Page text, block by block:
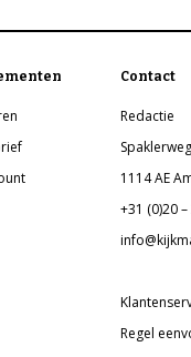
Contact
Redactie
1114 AE
+31 (0)20
Regel